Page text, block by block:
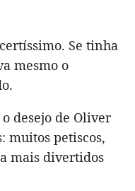
Se tinha
mesmo o
desejo de Oliver
muitos petiscos,
mais divertidos